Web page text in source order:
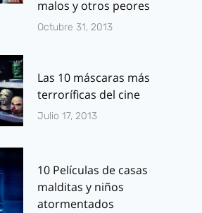
malos y otros peores
Octubre 31, 2013
Las 10 máscaras más
terroríficas del cine
Julio 17, 2013
10 Películas de casas
malditas y niños
atormentados